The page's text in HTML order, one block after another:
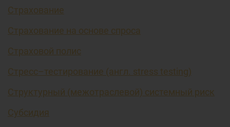
Страхование
Страхование на основе спроса
Страховой полис
Стресс–тестирование (англ. stress testing)
Структурный (межотраслевой) системный риск
Субсидия